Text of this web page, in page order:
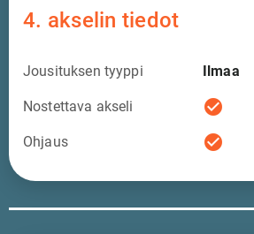
4. akselin tiedot
Jousituksen tyyppi Ilmaa
Nostettava akseli check_circle
Ohjaus check_circle